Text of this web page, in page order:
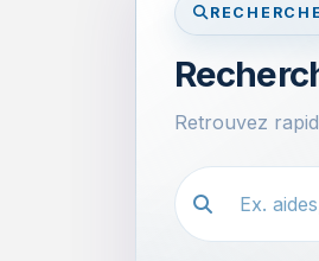
RECHERCHE
Retrouvez
Recherche